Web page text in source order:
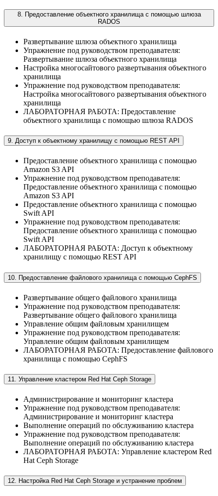
8. Предоставление объектного хранилища с помощью шлюза
RADOS
Развертывание шлюза объектного хранилища
Упражнение под руководством преподавателя:
Развертывание шлюза объектного хранилища
Настройка многосайтового развертывания объектного
хранилища
Упражнение под руководством преподавателя:
Настройка многосайтового развертывания объектного
хранилища
ЛАБОРАТОРНАЯ РАБОТА: Предоставление
объектного хранилища с помощью шлюза RADOS
9. Доступ к объектному хранилищу с помощью REST API
Предоставление объектного хранилища с помощью
Amazon S3 API
Упражнение под руководством преподавателя:
Предоставление объектного хранилища с помощью
Amazon S3 API
Предоставление объектного хранилища с помощью
Swift API
Упражнение под руководством преподавателя:
Предоставление объектного хранилища с помощью
Swift API
ЛАБОРАТОРНАЯ РАБОТА: Доступ к объектному
хранилищу с помощью REST API
10. Предоставление файлового хранилища с помощью CephFS
Развертывание общего файлового хранилища
Упражнение под руководством преподавателя:
Развертывание общего файлового хранилища
Управление общим файловым хранилищем
Упражнение под руководством преподавателя:
Управление общим файловым хранилищем
ЛАБОРАТОРНАЯ РАБОТА: Предоставление файлового
хранилища с помощью CephFS
11. Управление кластером Red Hat Ceph Storage
Администрирование и мониторинг кластера
Упражнение под руководством преподавателя:
Администрирование и мониторинг кластера
Выполнение операций по обслуживанию кластера
Упражнение под руководством преподавателя:
Выполнение операций по обслуживанию кластера
ЛАБОРАТОРНАЯ РАБОТА: Управление кластером Red
Hat Ceph Storage
12. Настройка Red Hat Ceph Storage и устранение проблем